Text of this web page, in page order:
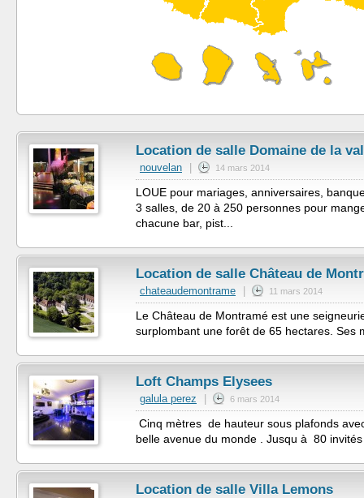
Location de salle Domaine de la
nouvelan 14 mars 2014
LOUE pour mariages, anniversaires,
3 salles, de 20 à 250 personnes pour
chacune bar, pist...
Location de salle Château de
chateaudemontrame 11 mars 2014
Le Château de Montramé est une
surplombant une forêt de 65 hectares. Ses
Loft Champs Elysees
galula perez 6 mars 2014
Cinq mètres de hauteur sous plafonds
belle avenue du monde . Jusqu à 80
Location de salle Villa Lemons